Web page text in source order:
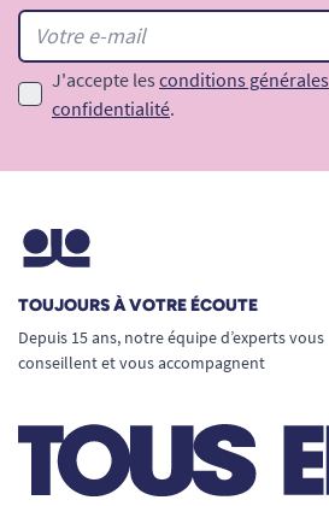
J'accepte les conditions générales
confidentialité.
TOUJOURS À VOTRE ÉCOUTE
Depuis 15 ans, notre équipe d’experts vous
conseillent et vous accompagnent